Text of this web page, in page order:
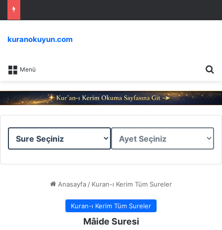
Menü
kuranokuyun.com
Sure
Ayet
Anasayfa / Kuran-ı Kerim Tüm Sureler
Kuran-ı Kerim Tüm Sureler
Mâide Suresi